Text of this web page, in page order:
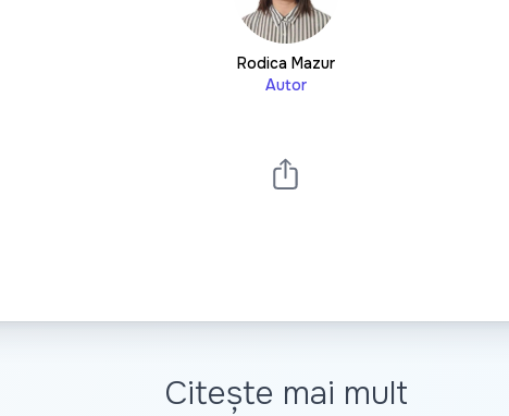
Rodica Mazur
Autor
Citește mai mult